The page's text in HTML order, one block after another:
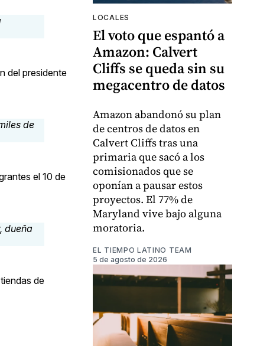
del presidente
el 10 de
de
LOCALES
El voto que espantó a
Amazon: Calvert
Cliffs se queda sin su
megacentro de datos
Amazon abandonó su plan
de centros de datos en
Calvert Cliffs tras una
primaria que sacó a los
comisionados que se
oponían a pausar estos
proyectos. El 77% de
Maryland vive bajo alguna
moratoria.
EL TIEMPO LATINO TEAM
5 de agosto de 2026